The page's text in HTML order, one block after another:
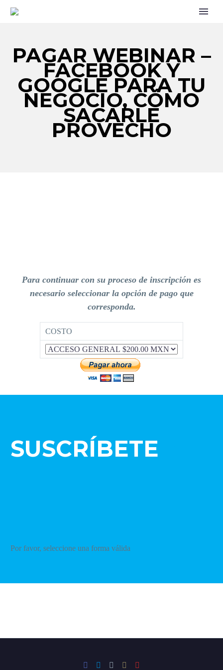
PAGAR WEBINAR –
FACEBOOK Y
GOOGLE PARA TU
NEGOCIO, CÓMO
SACARLE
PROVECHO
Para continuar con su proceso de inscripción es
necesario seleccionar la opción de pago que
corresponda.
COSTO
SUSCRÍBETE
Por favor, seleccione una forma válida